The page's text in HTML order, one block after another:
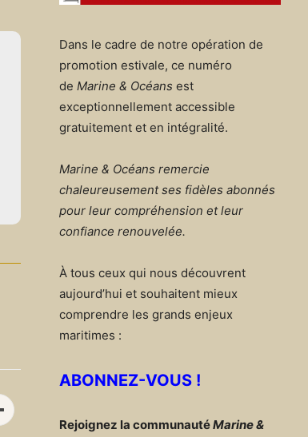
Dans le cadre de notre opération de
promotion estivale, ce numéro
de Marine & Océans est
exceptionnellement accessible
gratuitement et en intégralité.
Marine & Océans remercie
chaleureusement ses fidèles abonnés
pour leur compréhension et leur
confiance renouvelée.
À tous ceux qui nous découvrent
aujourd’hui et souhaitent mieux
comprendre les grands enjeux
maritimes :
ABONNEZ-VOUS !
Rejoignez la communautéMarine &